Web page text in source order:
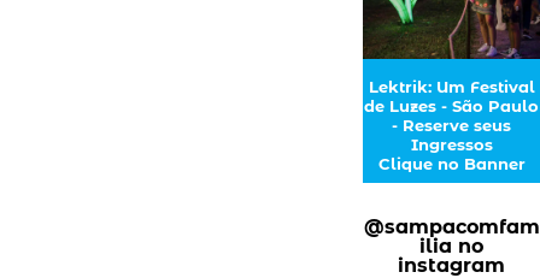
Lektrik: Um Festival
de Luzes - São Paulo
- Reserve seus
Ingressos
Clique no Banner
@sampacomfam
ilia no
instagram